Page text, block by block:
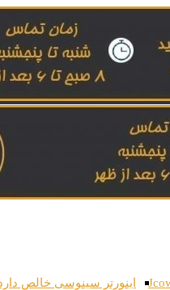
اینورتر سینوسی خالص